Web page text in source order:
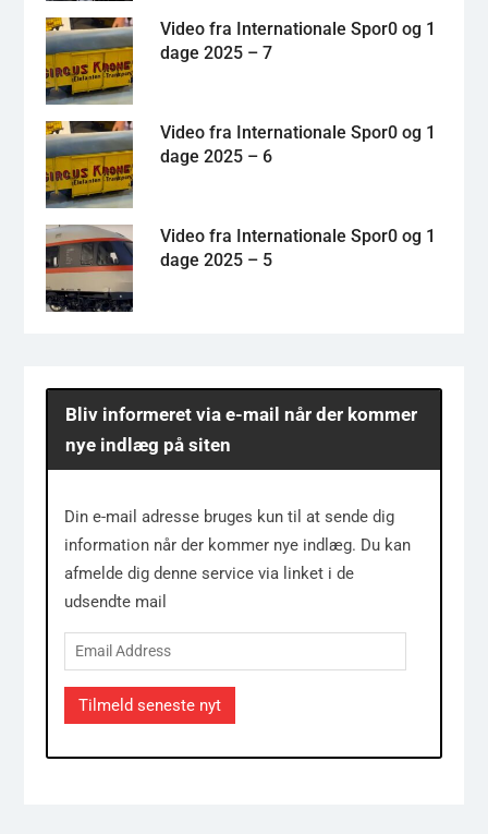
Video fra Internationale Spor0 og 1
dage 2025 – 7
Video fra Internationale Spor0 og 1
dage 2025 – 6
Video fra Internationale Spor0 og 1
dage 2025 – 5
Bliv informeret via e-mail når der kommer
nye indlæg på siten
Din e-mail adresse bruges kun til at sende dig
information når der kommer nye indlæg. Du kan
afmelde dig denne service via linket i de
udsendte mail
Email
Address
Tilmeld seneste nyt